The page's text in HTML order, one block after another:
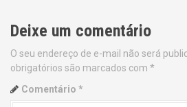
t
n
a
Deixe um comentário
O seu endereço de e-mail não será
obrigatórios são marcados com *
Comentário *